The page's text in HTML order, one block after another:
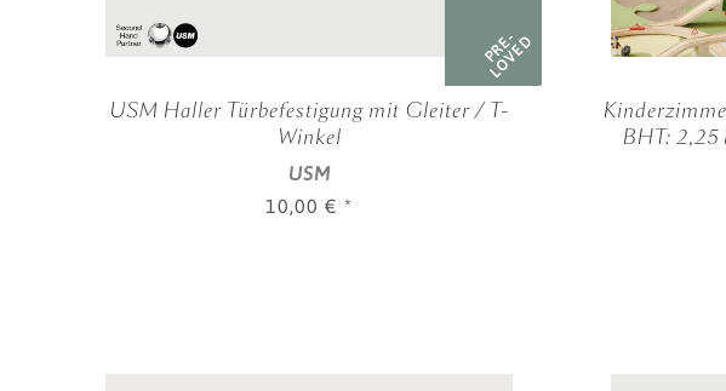
PRE-
LOVED
USM Haller Türbefestigung mit Gleiter / T-
Winkel
USM
10,00 €*
BHT: 2,25